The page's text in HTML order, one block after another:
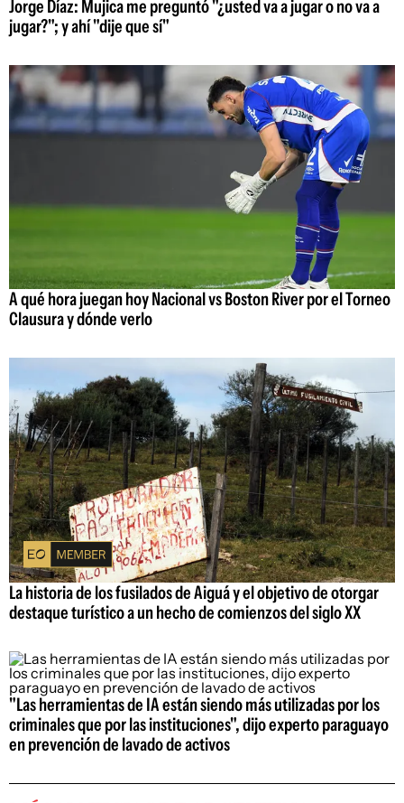
Jorge Díaz: Mujica me preguntó "¿usted va a jugar o no va a
jugar?"; y ahí "dije que sí"
A qué hora juegan hoy Nacional vs Boston River por el Torneo
Clausura y dónde verlo
La historia de los fusilados de Aiguá y el objetivo de otorgar
destaque turístico a un hecho de comienzos del siglo XX
"Las herramientas de IA están siendo más utilizadas por los
criminales que por las instituciones", dijo experto paraguayo
en prevención de lavado de activos